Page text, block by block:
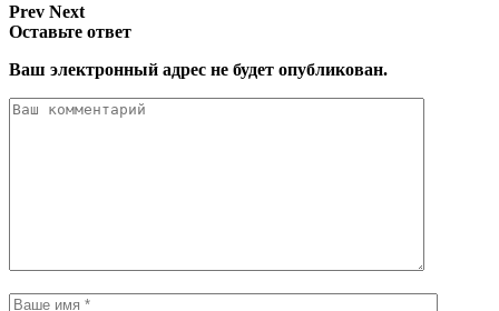
Prev Next
Оставьте ответ
Ваш электронный адрес не будет опубликован.